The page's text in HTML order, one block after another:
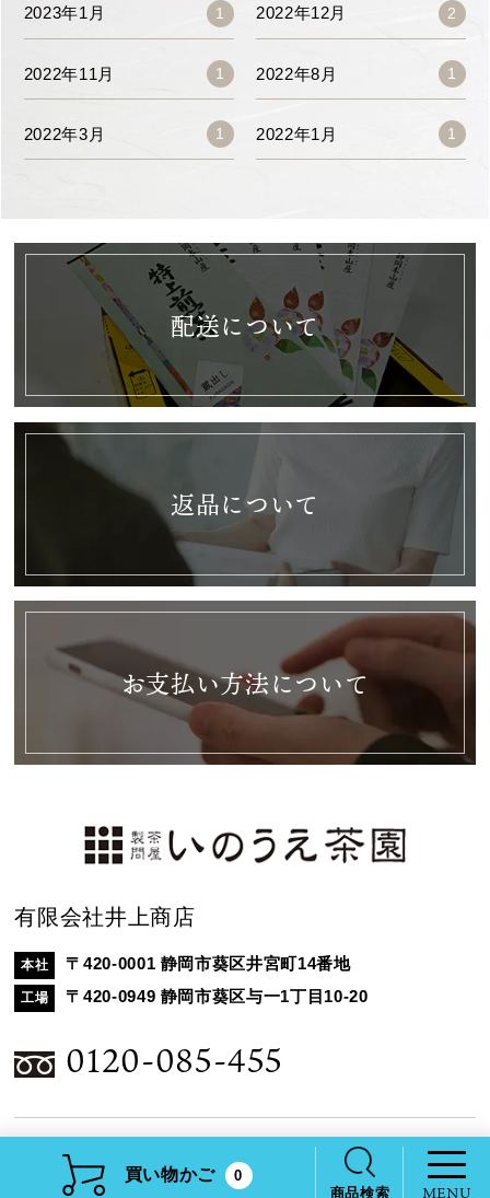
買い物かご
0
商品検索
2023年1月 1 2022年12月 2
2022年11月 1 2022年8月 1
2022年3月 1 2022年1月 1
配送について
返品について
お支払い方法について
有限会社井上商店
本社 〒420-0001 静岡市葵区井宮町14番地
工場 〒420-0949 静岡市葵区与一1丁目10-20
0120-085-455
商品一覧